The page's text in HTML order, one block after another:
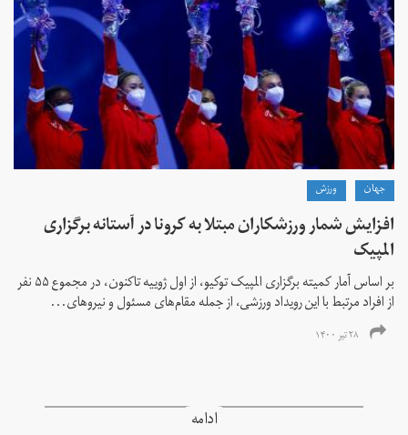
جهان ورزش
افزایش شمار ورزشکاران مبتلا به کرونا در آستانه برگزاری
المپیک
بر اساس آمار کمیته برگزاری المپیک توکیو، از اول ژوییه تاکنون، در مجموع ۵۵ نفر
از افراد مرتبط با این رویداد ورزشی، از جمله مقام‌های مسئول و نیروهای...
۲۸ تیر ۱۴۰۰
ادامه